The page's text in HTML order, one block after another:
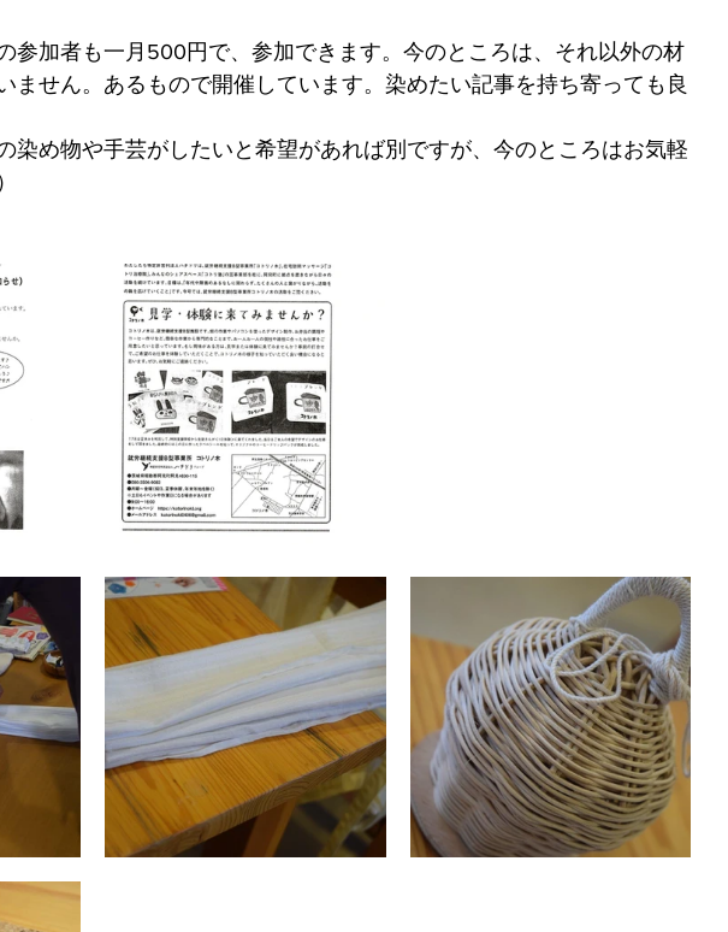
参加者も一月500円で、参加できます。今のところは、それ以外の材
ません。あるもので開催しています。染めたい記事を持ち寄っても良
染め物や手芸がしたいと希望があれば別ですが、今のところはお気軽